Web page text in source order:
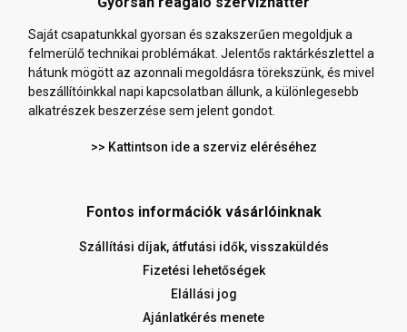
Saját csapatunkkal gyorsan és szakszerűen megoldjuk a
felmerülő technikai problémákat. Jelentős raktárkészlettel a
hátunk mögött az azonnali megoldásra törekszünk, és mivel
beszállítóinkkal napi kapcsolatban állunk, a különlegesebb
alkatrészek beszerzése sem jelent gondot.
>> Kattintson ide a szerviz eléréséhez
Fontos információk vásárlóinknak
Szállítási díjak, átfutási idők, visszaküldés
Fizetési lehetőségek
Elállási jog
Ajánlatkérés menete